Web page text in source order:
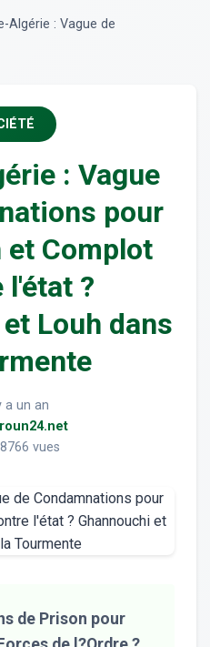
Algérie : Vague de
: Vague
pour
Complot
l'état ?
Louh dans
a un an
vues
de Prison pour